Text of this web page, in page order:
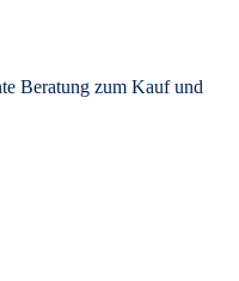
Beratung zum Kauf und